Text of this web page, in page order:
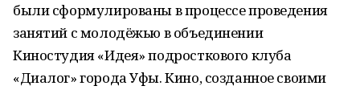
были сформулированы в процессе проведения
занятий с молодёжью в объединении
Киностудия «Идея» подросткового клуба
«Диалог» города Уфы. Кино, созданное своими